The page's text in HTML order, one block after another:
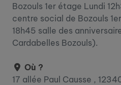
Bozouls 1er étage Lundi
centre social de Bozouls
18h45 salle des
Cardabelles Bozouls).
Où ?
17 allée Paul Causse ,